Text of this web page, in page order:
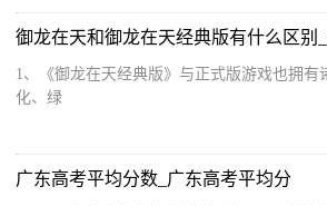
1、《御龙在天经典版》与正式版游戏也拥有
化、绿
广东高考平均分数_广东高考平均分